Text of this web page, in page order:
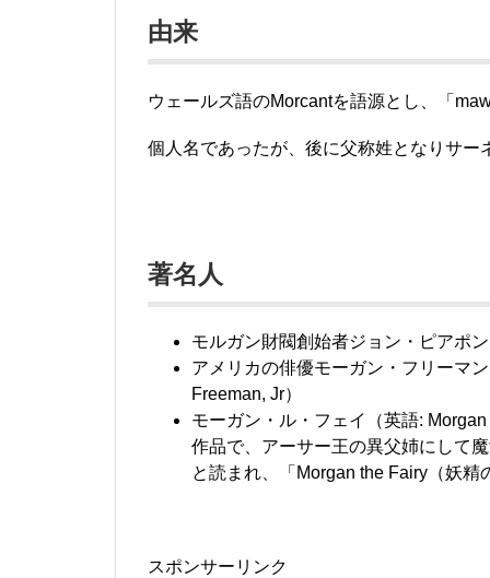
由来
ウェールズ語のMorcantを語源とし、「
個人名であったが、後に父称姓となりサ
著名人
モルガン財閥創始者ジョン・ピアポ
アメリカの俳優モーガン・フリーマ
Freeman, Jr）
モーガン・ル・フェイ（英語:
作品で、アーサー王の異父姉にして
と読まれ、「Morgan the Fairy（妖
スポンサーリンク